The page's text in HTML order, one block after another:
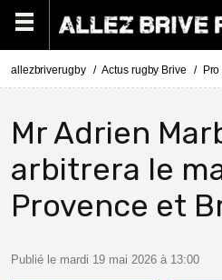
allezbriverugby Actus rugby Brive
Mr Adrien
arbitrera le
Provence et
Publié le mardi 19 mai 2026 à 13:00